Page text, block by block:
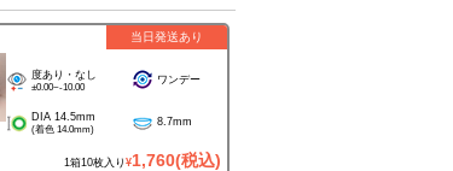
度あり・なし
±0.00~-10.00
ワンデー
DIA 14.5mm
(着色 14.0mm)
8.7mm
1箱10枚入り ¥1,760(税込)
当日発送あり